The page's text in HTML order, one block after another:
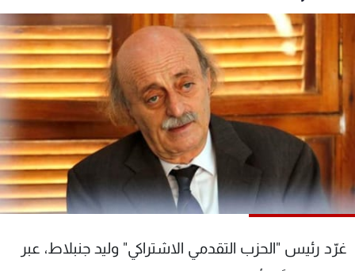
غرّد رئيس "الحزب التقدمي الاشتراكي" وليد جنبلاط، عبر
سياسة ناس
إقتصاد
منوعات رياضة
كأس العالم
البرامج
جدول البرامج
شاهد البرامج